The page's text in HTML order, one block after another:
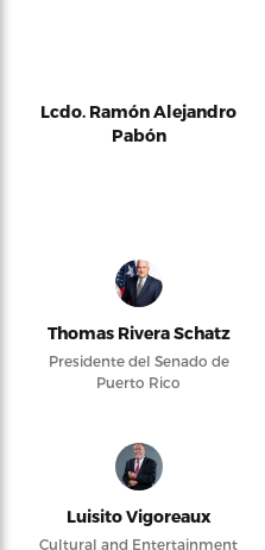
Lcdo. Ramón Alejandro
Pabón
Thomas Rivera Schatz
Presidente del Senado de
Puerto Rico
Luisito Vigoreaux
Cultural and Entertainment